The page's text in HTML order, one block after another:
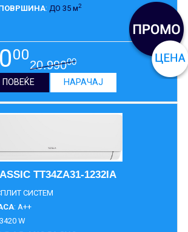
: ДО 35 м2
00
20.99000
ПОВЕЌЕ НАРАЧАЈ
TT34ZA31-1232IA
СИСТЕМ
: A++
W